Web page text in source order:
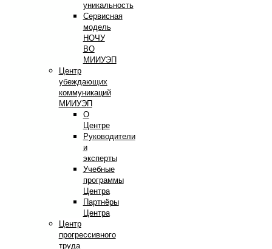
уникальность
Сервисная
модель
НОЧУ
ВО
МИИУЭП
Центр
убеждающих
коммуникаций
МИИУЭП
О
Центре
Руководители
и
эксперты
Учебные
программы
Центра
Партнёры
Центра
Центр
прогрессивного
труда